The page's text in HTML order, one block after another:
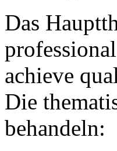
Das
achieve
Die
behandeln: